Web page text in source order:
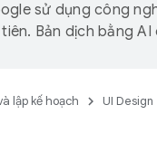
sử dụng công
Bản dịch bằng AI
lập kế hoạch UI Design